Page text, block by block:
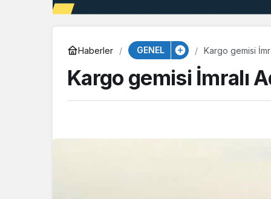
Haberler GENEL Kargo gemisi
Kargo gemisi İmralı